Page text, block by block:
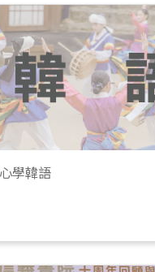
學韓語